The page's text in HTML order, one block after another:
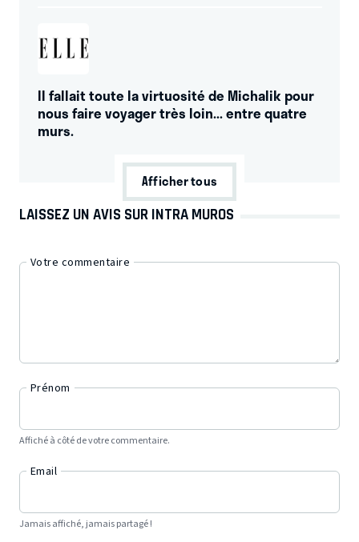
Il fallait toute la virtuosité de Michalik pour
nous faire voyager très loin... entre quatre
murs.
Afficher tous
LAISSEZ UN AVIS SUR INTRA MUROS
Votre commentaire
Prénom
Affiché à côté de votre commentaire.
Email
Jamais affiché, jamais partagé !